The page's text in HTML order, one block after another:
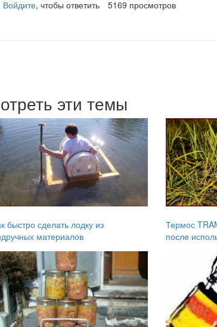
Войдите, чтобы ответить 5169 просмотров
эти темы
быстро сделать лодку из
материалов
Термос
после